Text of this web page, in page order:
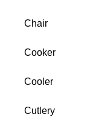
Chair
Cooker
Cooler
Cutlery